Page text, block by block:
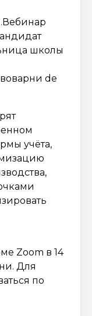
школы
de
учёта,
Zoom в 14
Для
по